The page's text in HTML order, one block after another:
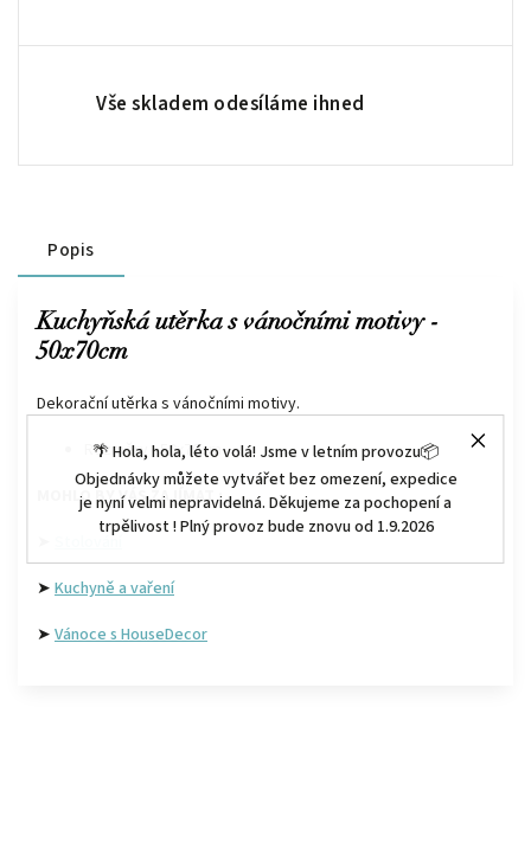
🌴 Hola, hola, léto volá! Jsme v letním provozu📦
Objednávky můžete vytvářet bez omezení, expedice
je nyní velmi nepravidelná. Děkujeme za pochopení a
trpělivost ! Plný provoz bude znovu od 1.9.2026
Vše skladem odesíláme ihned
Popis
Kuchyňská utěrka s vánočními motivy -
50x70cm
Dekorační utěrka s vánočními motivy.
Rozměry - 50x70cm
MOHLO BY VÁS ZAJÍMAT :
Stolování
➤ Kuchyně a vaření
➤ Vánoce s HouseDecor